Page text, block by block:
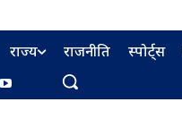
राज्य राजनीति स्पोर्ट्स